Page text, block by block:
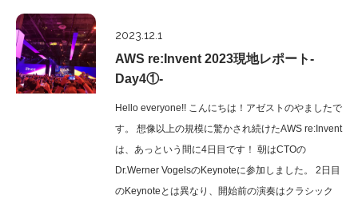
2023.12.1
AWS re:Invent 2023現地レポート-
Day4①-
Hello everyone!! こんにちは！アゼストのやましたで
す。 想像以上の規模に驚かされ続けたAWS re:Invent
は、あっという間に4日目です！ 朝はCTOの
Dr.Werner VogelsのKeynoteに参加しました。 2日目
のKeynoteとは異なり、開始前の演奏はクラシック